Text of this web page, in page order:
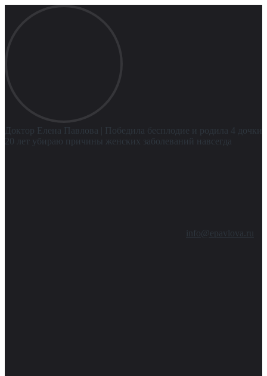
Доктор Елена Павлова
| Победила бесплодие и родила 4 дочки
20 лет убираю причины женских заболеваний навсегда
info@epavlova.ru